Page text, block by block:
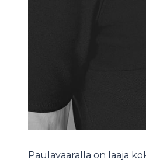
Paulavaaralla on laaja